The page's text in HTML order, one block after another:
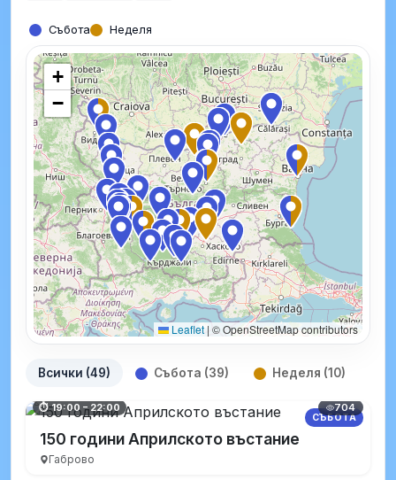
Събота Неделя
+
−
Leaflet | © OpenStreetMap contributors
Всички (49) Събота (39) Неделя (10)
СЪБОТА
⏱ 19:00 – 22:00 704
150 години Априлското въстание
Габрово